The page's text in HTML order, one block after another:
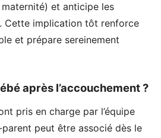
et anticipe les
Cette implication tôt renforce
et prépare sereinement
après l’accouchement ?
pris en charge par l’équipe
peut être associé dès le